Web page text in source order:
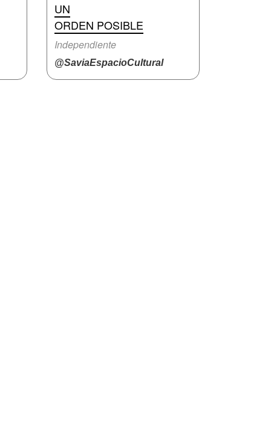
UN
ORDEN POSIBLE
Independiente
@SaviaEspacioCultural